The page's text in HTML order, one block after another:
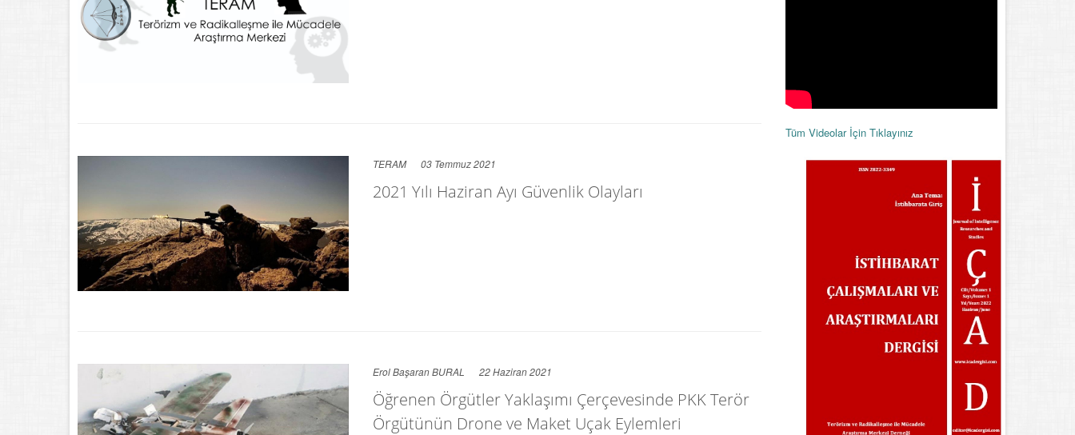
TERAM 03 Temmuz 2021
2021 Yılı Haziran Ayı Güvenlik Olayları
Erol Başaran BURAL 22 Haziran 2021
Öğrenen Örgütler Yaklaşımı Çerçevesinde PKK Terör
Örgütünün Drone ve Maket Uçak Eylemleri
Tüm Videolar İçin Tıklayınız